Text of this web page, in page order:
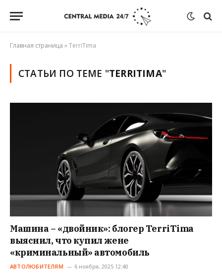
Главная страница »TerriTima
СТАТЬИ ПО ТЕМЕ "TERRITIMA"
Машина – «двойник»: блогер TerriTima
выяснил, что купил жене
«криминальный» автомобиль
АВТОЛЮБИТЕЛЯМ 6 ноября, 2025 12:40